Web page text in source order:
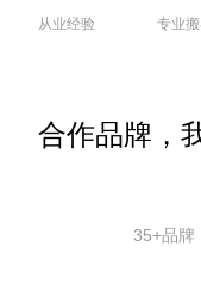
从业经验 专业
合作品牌，
35+品牌